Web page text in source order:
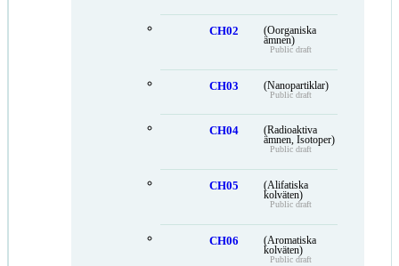
CH02
(Oorganiska
ämnen)
Public draft
CH03 (Nanopartiklar)
Public draft
CH04
(Radioaktiva
ämnen, Isotoper)
Public draft
CH05
(Alifatiska
kolväten)
Public draft
CH06
(Aromatiska
kolväten)
Public draft